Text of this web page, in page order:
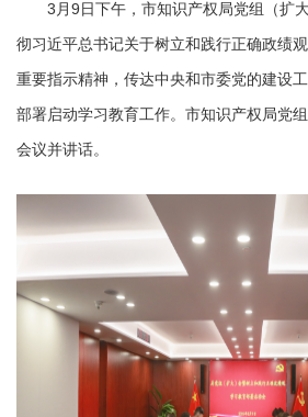
3月9日下午，市知识产权局党组（扩
彻习近平总书记关于树立和践行正确政绩
重要指示精神，传达中央和市委党的建设
部署启动学习教育工作。市知识产权局党
会议并讲话。